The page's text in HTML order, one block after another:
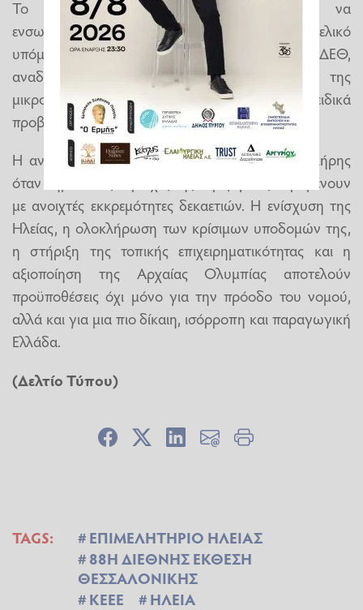
Το Επιμελητήριο Ηλείας καλεί την ΚΕΕΕ να
ενσωματώσει τις προτάσεις αυτές στο τελικό
υπόμνημα που θα κατατεθεί ενόψει της ΔΕΘ,
αναδεικνύοντας τόσο τις οριζόντιες ανάγκες της
μικρομεσαίας επιχειρηματικότητας όσο και τα ειδικά
προβλήματα των περιφερειακών οικονομιών.
Η ανάπτυξη της χώρας δεν μπορεί να είναι πλήρης
όταν σημαντικές περιοχές της περιφέρειας παραμένουν
με ανοιχτές εκκρεμότητες δεκαετιών. Η ενίσχυση της
Ηλείας, η ολοκλήρωση των κρίσιμων υποδομών της,
η στήριξη της τοπικής επιχειρηματικότητας και η
αξιοποίηση της Αρχαίας Ολυμπίας αποτελούν
προϋποθέσεις όχι μόνο για την πρόοδο του νομού,
αλλά και για μια πιο δίκαιη, ισόρροπη και παραγωγική
Ελλάδα.
(Δελτίο Τύπου)
TAGS:
ΕΠΙΜΕΛΗΤΗΡΙΟ ΗΛΕΙΑΣ
88Η ΔΙΕΘΝΗΣ ΕΚΘΕΣΗ
ΘΕΣΣΑΛΟΝΙΚΗΣ
ΚΕΕΕ
ΗΛΕΙΑ